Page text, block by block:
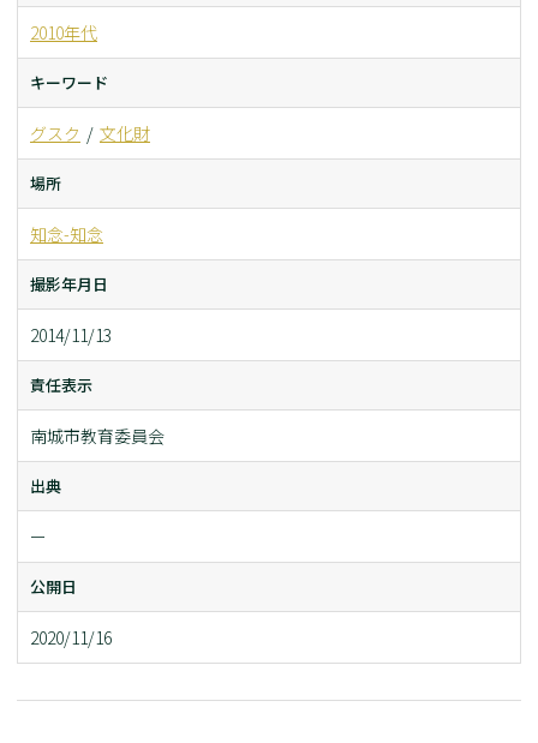
2010年代
キーワード
グスク 文化財
場所
知念-知念
撮影年月日
2014/11/13
責任表示
南城市教育委員会
出典
ー
公開日
2020/11/16